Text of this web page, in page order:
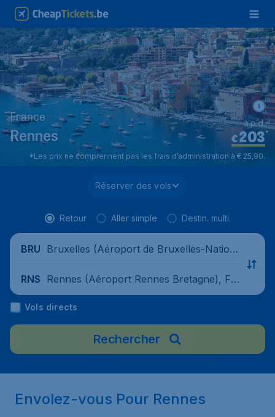
France
Rennes €203*
à.p.d.
*Les prix ne comprennent pas les frais d’administration à € 25,90.
Réserver des vols
Retour Aller simple Destin. multi.
BRU Bruxelles (Aéroport de Bruxelles-Nation
RNS Rennes (Aéroport Rennes Bretagne), Fr
ance
Vols directs
Rechercher
Envolez-vous Pour Rennes